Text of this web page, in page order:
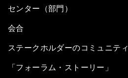
センター（部門）
会合
ステークホルダーのコミュニティ
「フォーラム・ストーリー」